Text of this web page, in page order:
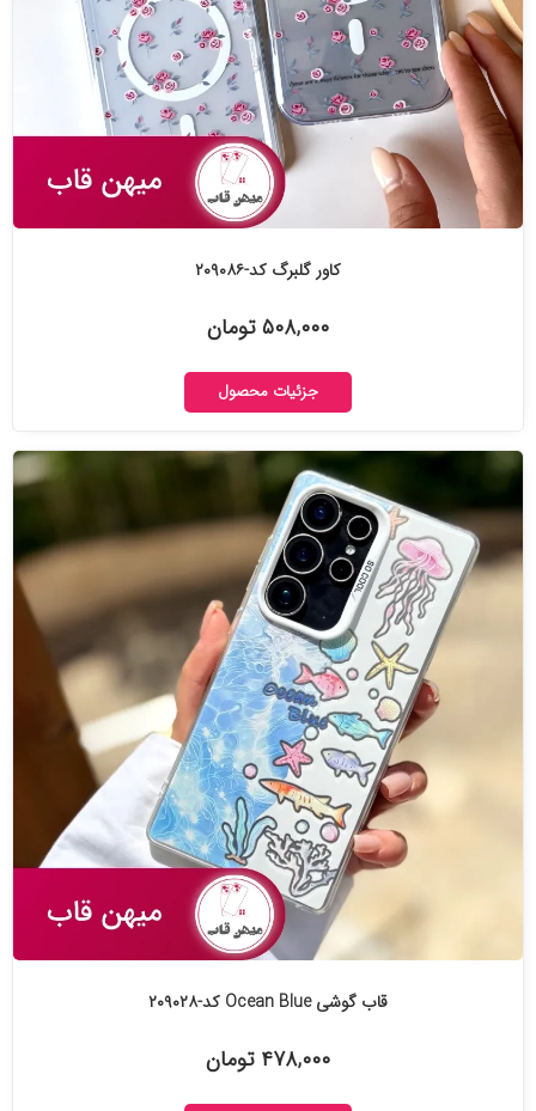
کاور گلبرگ کد-۲۰۹۰۸۶
۵۰۸,۰۰۰ تومان
جزئیات محصول
قاب گوشی Ocean Blue کد-۲۰۹۰۲۸
۴۷۸,۰۰۰ تومان